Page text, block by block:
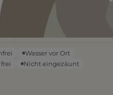
°C
KLARER HIMMEL
Wasser vor Ort
Nicht eingezäunt